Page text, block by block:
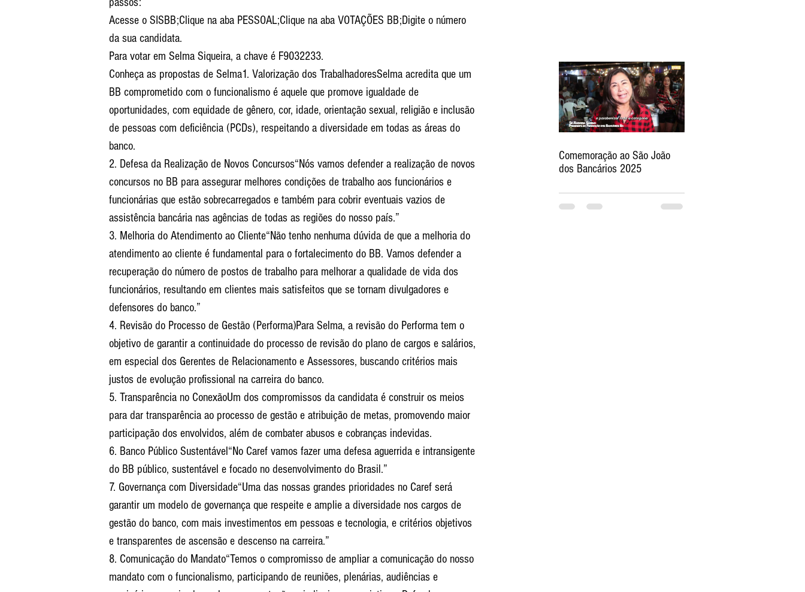
Acesse o SISBB;Clique na aba PESSOAL;Clique na aba VOTAÇÕES BB;Digite o número
da sua candidata.
Para votar em Selma Siqueira, a chave é F9032233.
Conheça as propostas de Selma1. Valorização dos TrabalhadoresSelma acredita que um
BB comprometido com o funcionalismo é aquele que promove igualdade de
oportunidades, com equidade de gênero, cor, idade, orientação sexual, religião e inclusão
de pessoas com deficiência (PCDs), respeitando a diversidade em todas as áreas do
banco.
2. Defesa da Realização de Novos Concursos“Nós vamos defender a realização de novos
concursos no BB para assegurar melhores condições de trabalho aos funcionários e
funcionárias que estão sobrecarregados e também para cobrir eventuais vazios de
assistência bancária nas agências de todas as regiões do nosso país.”
3. Melhoria do Atendimento ao Cliente“Não tenho nenhuma dúvida de que a melhoria do
atendimento ao cliente é fundamental para o fortalecimento do BB. Vamos defender a
recuperação do número de postos de trabalho para melhorar a qualidade de vida dos
funcionários, resultando em clientes mais satisfeitos que se tornam divulgadores e
defensores do banco.”
4. Revisão do Processo de Gestão (Performa)Para Selma, a revisão do Performa tem o
objetivo de garantir a continuidade do processo de revisão do plano de cargos e salários,
em especial dos Gerentes de Relacionamento e Assessores, buscando critérios mais
justos de evolução profissional na carreira do banco.
5. Transparência no ConexãoUm dos compromissos da candidata é construir os meios
para dar transparência ao processo de gestão e atribuição de metas, promovendo maior
participação dos envolvidos, além de combater abusos e cobranças indevidas.
6. Banco Público Sustentável“No Caref vamos fazer uma defesa aguerrida e intransigente
do BB público, sustentável e focado no desenvolvimento do Brasil.”
7. Governança com Diversidade“Uma das nossas grandes prioridades no Caref será
garantir um modelo de governança que respeite e amplie a diversidade nos cargos de
gestão do banco, com mais investimentos em pessoas e tecnologia, e critérios objetivos
e transparentes de ascensão e descenso na carreira.”
8. Comunicação do Mandato“Temos o compromisso de ampliar a comunicação do nosso
mandato com o funcionalismo, participando de reuniões, plenárias, audiências e
Comemoração ao São João
dos Bancários 2025